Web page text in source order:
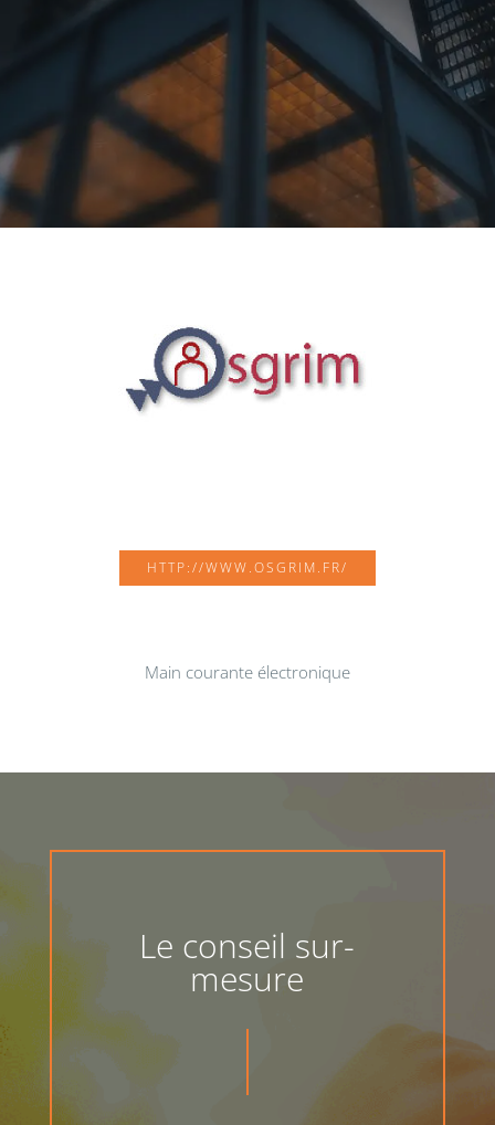
Contactez-nous
HTTP://WWW.OSGRIM.FR/
Main courante électronique
Le conseil sur-
mesure